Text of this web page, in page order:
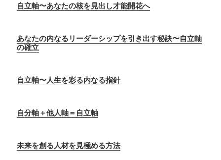
自立軸〜あなたの核を見出し才能開花へ
あなたの内なるリーダーシップを引き出す秘訣〜自立軸
の確立
自立軸〜人生を彩る内なる指針
自分軸＋他人軸＝自立軸
未来を創る人材を見極める方法